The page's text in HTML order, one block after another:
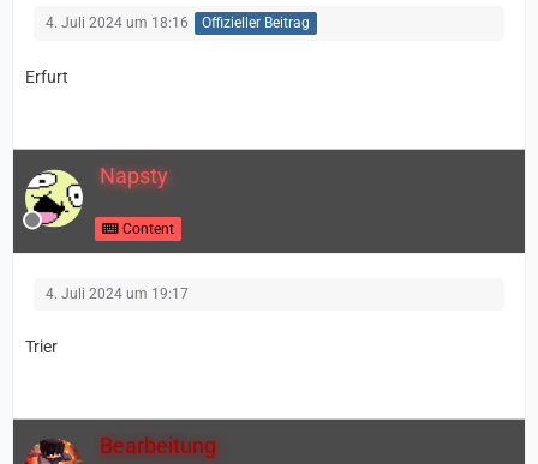
4. Juli 2024 um 18:16 Offizieller Beitrag
Erfurt
Napsty
Content
4. Juli 2024 um 19:17
Trier
Bearbeitung